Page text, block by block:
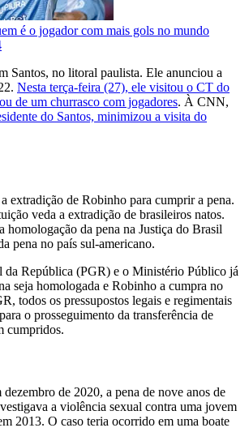
é o jogador com mais gols no mundo
Santos, no litoral paulista. Ele anunciou a
Nesta terça-feira (27), ele visitou o CT do
de um churrasco com jogadores. À CNN,
do Santos, minimizou a visita do
extradição de Robinho para cumprir a pena.
veda a extradição de brasileiros natos.
homologação da pena na Justiça do Brasil
pena no país sul-americano.
da República (PGR) e o Ministério Público já
seja homologada e Robinho a cumpra no
todos os pressupostos legais e regimentais
o prosseguimento da transferência de
cumpridos.
de 2020, a pena de nove anos de
a violência sexual contra uma jovem
2013. O caso teria ocorrido em uma boate